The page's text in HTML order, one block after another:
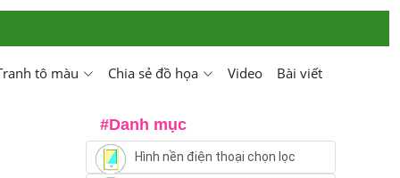
tô màu Chia sẻ đồ họa Video Bài viết
#Danh mục
Hình nền điện thoại chọn lọc